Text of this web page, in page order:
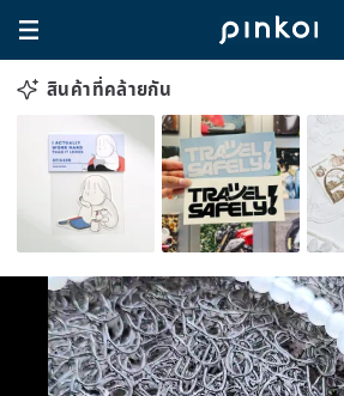
สินค้าที่คล้ายกัน